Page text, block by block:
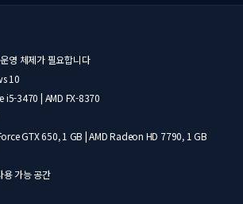
영 체제가 필요합니다
10
i5-3470 | AMD FX-8370
GTX 650, 1 GB | AMD Radeon HD 7790, 1 GB
용 가능 공간